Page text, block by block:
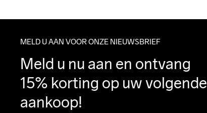
MELD U AAN VOOR ONZE NIEUWSBRIEF
Meld u nu aan en ontvang
15% korting op uw volgende
aankoop!